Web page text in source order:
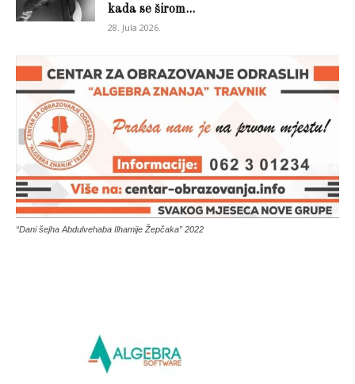
kada se širom...
28. Jula 2026.
“Dani šejha Abdulvehaba Ilhamije Žepčaka” 2022